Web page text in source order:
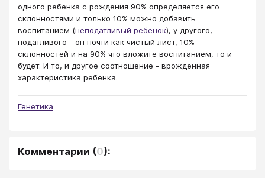
одного ребенка с рождения 90% определяется его
склонностями и только 10% можно добавить
воспитанием (неподатливый ребенок), у другого,
податливого - он почти как чистый лист, 10%
склонностей и на 90% что вложите воспитанием, то и
будет. И то, и другое соотношение - врожденная
характеристика ребенка.
Генетика
Комментарии (0):